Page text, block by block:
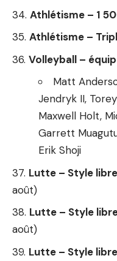
Athlétisme – 1
Athlétisme –
Volleyball –
Matt
Jendryk II,
Maxwell Holt,
Garrett
Erik Shoji
Lutte – Style
août)
Lutte – Style
août)
Lutte – Style